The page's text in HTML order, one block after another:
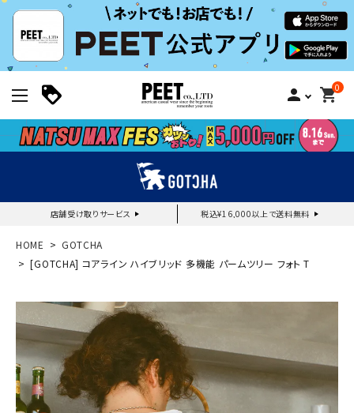
person 0
shopping_cart
店舗受け取りサービス 税込¥16,000以上で送料無料
新規会員登録｜ログイン
ブランドメニュー
HOME
GOTCHA
[GOTCHA] コアライン ハイブリッド 多機能 パームツリー フォト T